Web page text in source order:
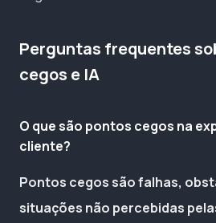
Perguntas frequentes
cegos e IA
O que são pontos cegos na
cliente?
Pontos cegos são falhas,
situações não percebidas